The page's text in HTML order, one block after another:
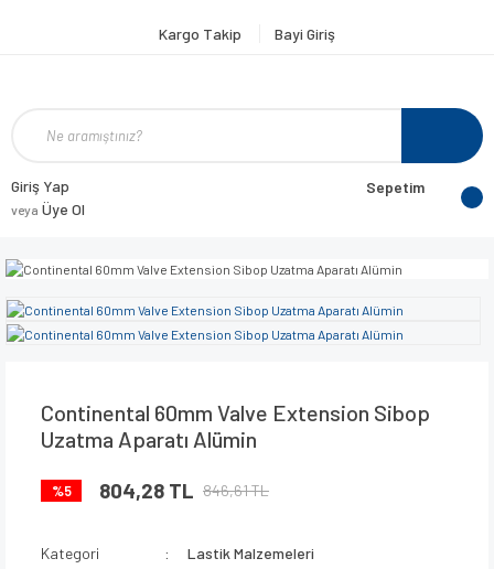
Kargo Takip Bayi Giriş
Giriş Yap
veya Üye Ol
Sepetim
Continental 60mm Valve Extension Sibop
Uzatma Aparatı Alümin
%5 804,28 TL 846,61 TL
Kategori
Lastik Malzemeleri